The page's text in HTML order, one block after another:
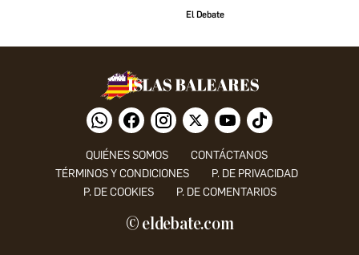
El Debate
QUIÉNES SOMOS
CONTÁCTANOS
TÉRMINOS Y CONDICIONES
P. DE PRIVACIDAD
P. DE COOKIES
P. DE COMENTARIOS
© eldebate.com